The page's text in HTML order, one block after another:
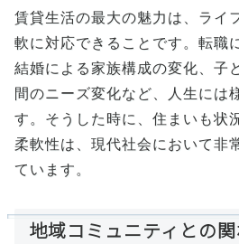
賃貸生活の最大の魅力は、ライ
軟に対応できることです。転職
結婚による家族構成の変化、子
間のニーズ変化など、人生には
す。そうした時に、住まいも状
柔軟性は、現代社会において非
ています。
地域コミュニティとの関